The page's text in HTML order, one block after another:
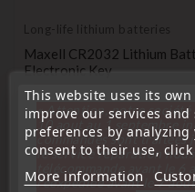
Long-life lithium batteries
Maxell CR2032 Lithium
Electronic Key
€0.98Price
This website uses its
improve our services
preferences by
consent to their use,
More information
« Attention, notre société
10 aout au 1 septembre
commandes sont traitées
le service réparation
télécommande avant le 6
réexpédiée avant le 7